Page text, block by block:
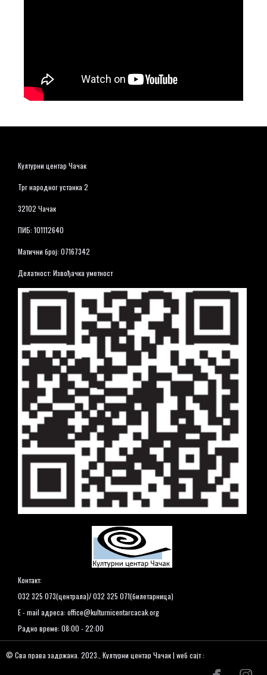
Културни центар Чачак
Трг народног устанка 2
32102 Чачак
ПИБ: 101112640
Матични број: 07167342
Делатност: Извођачка уметност
Контакт:
032 325 073(централа)/ 032 325 071(билетарница)
E - mail адреса: office@kulturnicentarcacak.org
Радно време: 08:00 - 22:00
© Сва права задржана. 2023., Културни центар Чачак | wеб сајт :